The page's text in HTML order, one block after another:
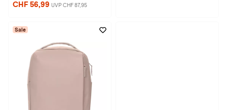
CHF 56,99 UVP CHF 87,95
Sale